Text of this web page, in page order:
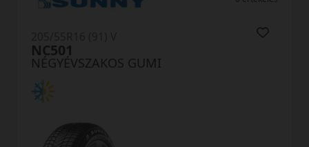
NÉGYÉVSZAKOS GUMI
TA01 SeasonX XL